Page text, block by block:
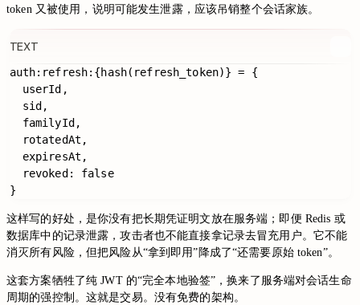
token 又被使用，说明可能发生泄露，应该吊销整个会话家族。
TEXT
auth:refresh:{hash(refresh_token)} = {
  userId,
  sid,
  familyId,
  rotatedAt,
  expiresAt,
  revoked: false
这样写的好处，是你没有把长期凭证明文放在服务端；即便 Redis 或
数据库中的记录泄露，攻击者也不能直接拿记录去冒充用户。它不能
消灭所有风险，但把风险从“拿到即用”降成了“还需要原始 token”。
这套方案牺牲了纯 JWT 的“完全本地验签”，换来了服务端对会话生命
周期的强控制。这就是交易。没有免费的架构。